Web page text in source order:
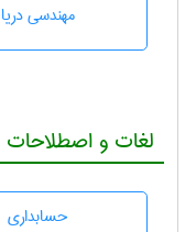
مهندسی دریا
لغات و
حسابداری